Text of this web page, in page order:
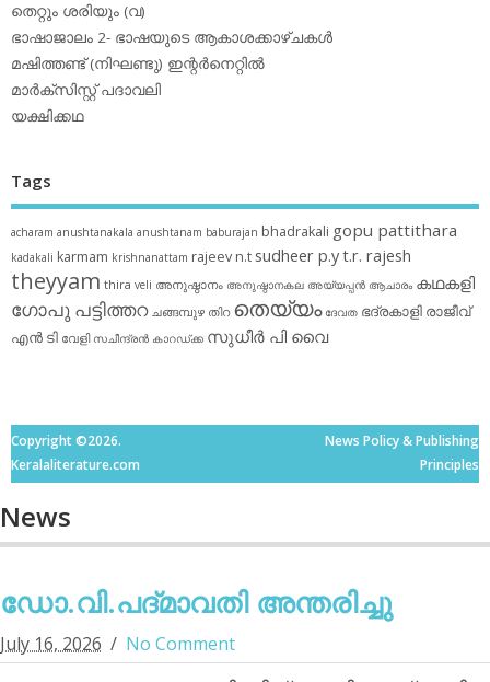
തെറ്റും ശരിയും (വ)
ഭാഷാജാലം 2- ഭാഷയുടെ ആകാശക്കാഴ്ചകള്‍
മഷിത്തണ്ട് (നിഘണ്ടു) ഇന്റര്‍നെറ്റില്‍
മാര്‍ക്‌സിസ്റ്റ് പദാവലി
യക്ഷിക്കഥ
Tags
acharam anushtanakala anushtanam baburajan bhadrakali gopu pattithara
kadakali karmam krishnanattam rajeev n.t sudheer p.yt.r. rajesh
theyyam thira veli അനുഷ്ഠാനം അനുഷ്ഠാനകല അയ്യപ്പന്‍ ആചാരം കഥകളി
ഗോപു പട്ടിത്തറ ചങ്ങമ്പുഴ തിറ തെയ്യം ദേവത ഭദ്രകാളി രാജീവ്
എൻ ടി വേളി സചീന്ദ്രന്‍ കാറഡ്ക്ക സുധീര്‍ പി വൈ
Copyright ©2026.
Keralaliterature.com
News Policy & Publishing
Principles
News
ഡോ.വി.പദ്മാവതി അന്തരിച്ചു
July 16, 2026 No Comment